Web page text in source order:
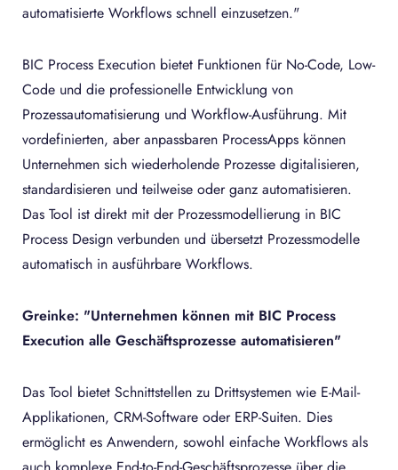
automatisierte Workflows schnell einzusetzen."
BIC Process Execution bietet Funktionen für No-Code, Low-
Code und die professionelle Entwicklung von
Prozessautomatisierung und Workflow-Ausführung. Mit
vordefinierten, aber anpassbaren ProcessApps können
Unternehmen sich wiederholende Prozesse digitalisieren,
standardisieren und teilweise oder ganz automatisieren.
Das Tool ist direkt mit der Prozessmodellierung in BIC
Process Design verbunden und übersetzt Prozessmodelle
automatisch in ausführbare Workflows.
Greinke: "Unternehmen können mit BIC Process
Execution alle Geschäftsprozesse automatisieren"
Das Tool bietet Schnittstellen zu Drittsystemen wie E-Mail-
Applikationen, CRM-Software oder ERP-Suiten. Dies
ermöglicht es Anwendern, sowohl einfache Workflows als